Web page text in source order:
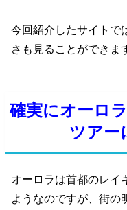
今回紹介したサイトで
さも見ることができま
確実にオーロ
ツアー
オーロラは首都のレイ
ようなのですが、街の